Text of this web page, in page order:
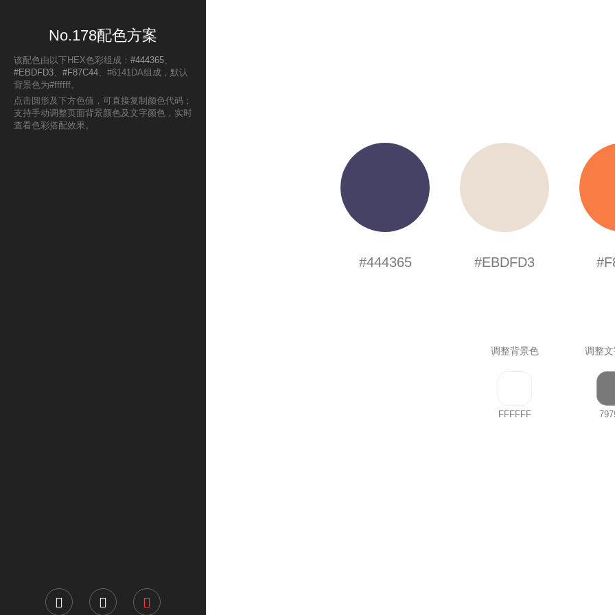
No.178配色方案
该配色由以下HEX色彩组成： #444365、
#EBDFD3、 #F87C44、#6141DA组成，默认
背景色为#ffffff。
点击圆形及下方色值，可直接复制颜色代码；
支持手动调整页面背景颜色及文字颜色，实时
查看色彩搭配效果。
#444365 #EBDFD3
调整背景色 调整